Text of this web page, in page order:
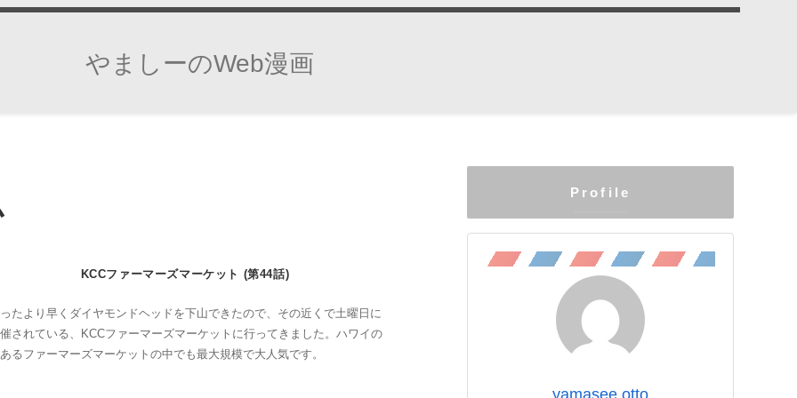
やましーのWeb漫画
KCCファーマーズマーケット (第44話)
たより早くダイヤモンドヘッドを下山できたので、その近くで土曜日に
されている、KCCファーマーズマーケットに行ってきました。ハワイの
るファーマーズマーケットの中でも最大規模で大人気です。
Profile
yamasee otto